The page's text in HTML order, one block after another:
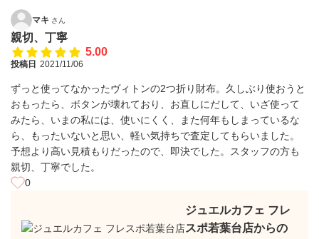
マキ さん
親切、丁寧
5.00
投稿日 2021/11/06
ずっと使ってなかったヴィトンの2つ折り財布。久しぶり使おうと
おもったら、ボタンが壊れており、お直しにだして、いざ使って
みたら、いまの私には、使いにくく、また何年もしまっているな
ら、もったいないと思い、軽い気持ちで査定してもらいました。
予想より高い見積もりだったので、即決でした。スタッフの方も
親切、丁寧でした。
0
ジュエルカフェ フレ
スポ若葉台店からの